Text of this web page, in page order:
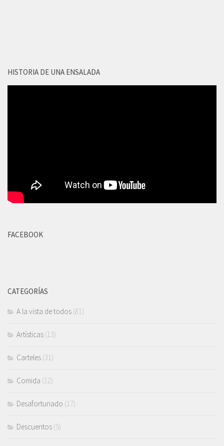
HISTORIA DE UNA ENSALADA
FACEBOOK
CATEGORÍAS
A la vista de todos (81)
Artísticas (13)
Carteles (31)
Comida (12)
Desafortunado (17)
Descuentos (5)